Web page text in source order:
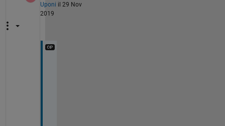
Uponi il 29 Nov
2019